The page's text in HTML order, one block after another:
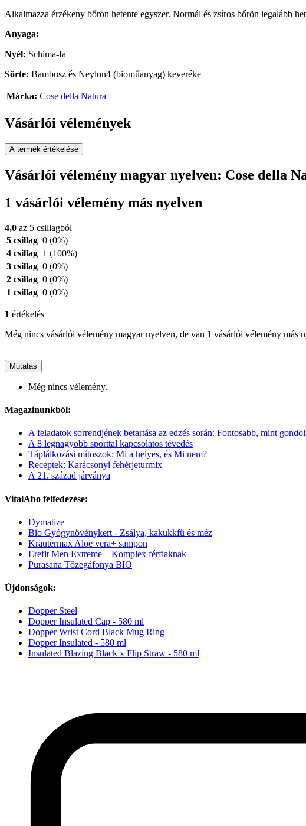
Alkalmazza érzékeny bőrön hetente egyszer. Normál és zsíros bőrön legalább
Anyaga:
Nyél: Schima-fa
Sörte: Bambusz és Neylon4 (bioműanyag) keveréke
Márka: Cose della Natura
Vásárlói vélemények
A termék értékelése
Vásárlói vélemény magyar nyelven: Cose della
1 vásárlói vélemény más nyelven
4,0 az 5 csillagból
5 csillag 0 (0%)
4 csillag 1 (100%)
3 csillag 0 (0%)
2 csillag 0 (0%)
1 csillag 0 (0%)
1 értékelés
Még nincs vásárlói vélemény magyar nyelven, de van 1 vásárlói vélemény más
Mutatás
Még nincs vélemény.
Magazinunkból:
A feladatok sorrendjének betartása az edzés során: Fontosabb, mint
A 8 legnagyobb sporttal kapcsolatos tévedés
Táplálkozási mítoszok: Mi a helyes, és Mi nem?
Receptek: Karácsonyi fehérjeturmix
A 21. század járványa
VitalAbo felfedezése:
Dymatize
Bio Gyógynövénykert - Zsálya, kakukkfű és méz
Kräutermax Aloe vera+ sampon
Erefit Men Extreme – Komplex férfiaknak
Purasana Tőzegáfonya BIO
Újdonságok:
Dopper Steel
Dopper Insulated Cap - 580 ml
Dopper Wrist Cord Black Mug Ring
Dopper Insulated - 580 ml
Insulated Blazing Black x Flip Straw - 580 ml